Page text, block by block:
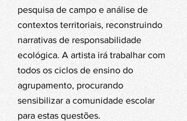
pesquisa de campo e análise de
contextos territoriais, reconstruindo
narrativas de responsabilidade
ecológica. A artista irá trabalhar com
todos os ciclos de ensino do
agrupamento, procurando
sensibilizar a comunidade escolar
para estas questões.